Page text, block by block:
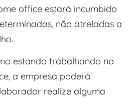
office estará incumbido
não atreladas a
estando trabalhando no
a empresa poderá
realize alguma